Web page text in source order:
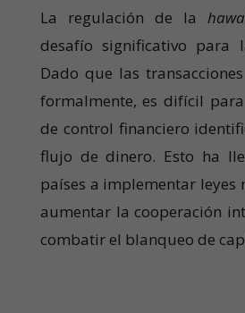
La regulación de la
desafío significativo para
Dado que las
formalmente, es difícil
de control financiero
flujo de dinero. Esto ha
países a implementar leyes
aumentar la cooperación
combatir el blanqueo de